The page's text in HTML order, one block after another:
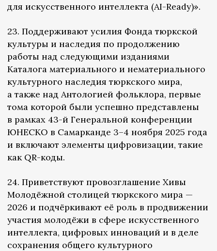
для искусственного интеллекта (AI-Ready)».
23. Поддерживают усилия Фонда тюркской
культуры и наследия по продолжению
работы над следующими изданиями
Каталога материального и нематериального
культурного наследия тюркского мира,
а также над Антологией фольклора, первые
тома которой были успешно представлены
в рамках 43-й Генеральной конференции
ЮНЕСКО в Самарканде 3–4 ноября 2025 года
и включают элементы цифровизации, такие
как QR-коды.
24. Приветствуют провозглашение Хивы
Молодёжной столицей тюркского мира —
2026 и подчёркивают её роль в продвижении
участия молодёжи в сфере искусственного
интеллекта, цифровых инноваций и в деле
сохранения общего культурного